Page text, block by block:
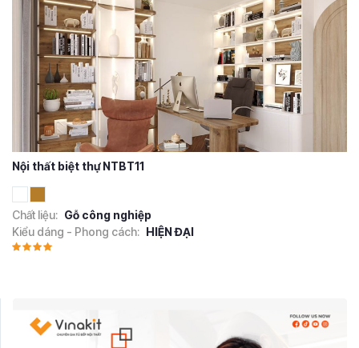
Nội thất biệt thự NTBT11
Chất liệu: Gỗ công nghiệp
Kiểu dáng - Phong cách: HIỆN ĐẠI